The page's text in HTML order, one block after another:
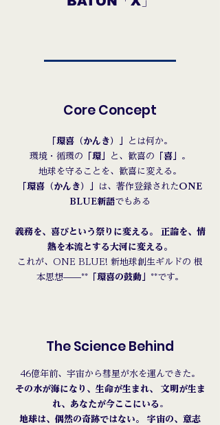
Core Concept
「環喜（かんき）」
とは何か。
環境・循環の 「環」 と、歓喜の 「喜」 。
地球を守ることを、歓喜に変える。
「環喜（かんき）」
は、著作登録されたONE
BLUE新語でもある
義務を、喜びという祭りに変える。 正論を、情
熱を本流とする大河に変える。
これが、ONE BLUE! 新地球創生ギルドの 根
本思想——** 「環喜の鼓動」 **です。
The Science Behind
46億年前、宇宙から彗星が水を運んできた。
その水が海になり、生命が生まれ、 文明が生ま
れ、あなたが今ここにいる 。
地球は、偶然の奇跡ではない。 宇宙の、意志